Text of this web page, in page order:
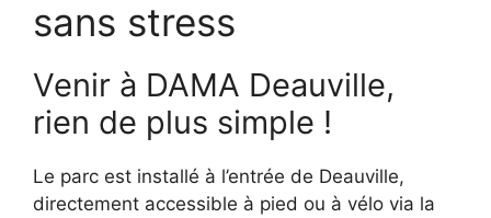
sans stress
Venir à DAMA Deauville,
rien de plus simple !
Le parc est installé à l’entrée de Deauville,
directement accessible à pied ou à vélo via la